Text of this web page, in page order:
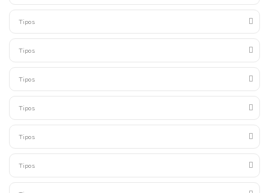
Tipos
Tipos
Tipos
Tipos
Tipos
Tipos